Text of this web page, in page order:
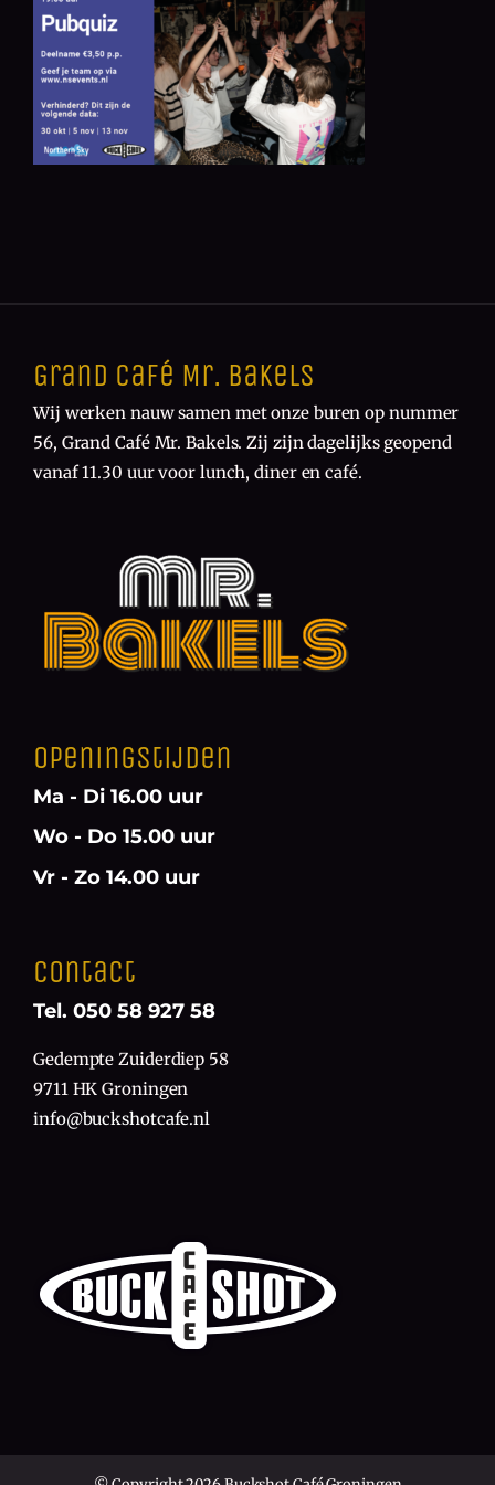
Grand Café Mr. Bakels
Wij werken nauw samen met onze buren op nummer
56, Grand Café Mr. Bakels. Zij zijn dagelijks geopend
vanaf 11.30 uur voor lunch, diner en café.
Openingstijden
Ma - Di 16.00 uur
Wo - Do 15.00 uur
Vr - Zo 14.00 uur
Contact
Tel. 050 58 927 58
Gedempte Zuiderdiep 58
9711 HK Groningen
info@buckshotcafe.nl